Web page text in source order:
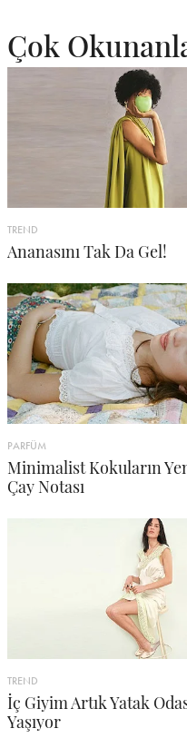
Çok
TREND
Ananasını Tak Da Gel!
PARFÜM
Minimalist Kokuların
Çay Notası
TREND
İç Giyim Artık Yatak
Yaşıyor